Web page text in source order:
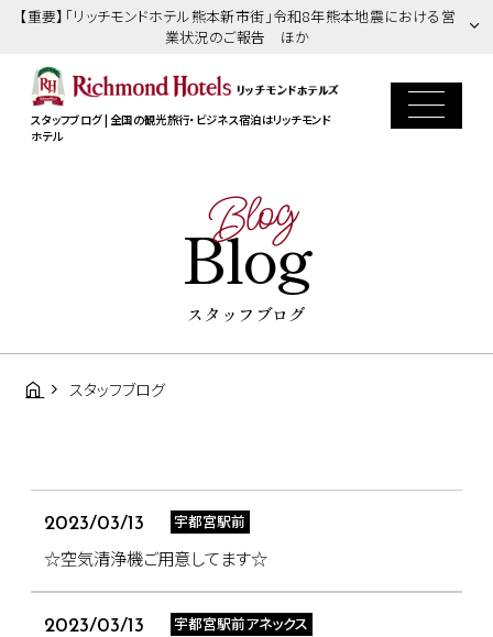
【重要】「リッチモンドホテル熊本新市街」令和8年熊本地震における営
業状況のご報告 ほか
スタッフブログ | 全国の観光旅行・ビジネス宿泊はリッチモンド
ホテル
Blog
Blog
スタッフブログ
スタッフブログ
2023/03/13 宇都宮駅前
☆空気清浄機ご用意してます☆
2023/03/13 宇都宮駅前アネックス